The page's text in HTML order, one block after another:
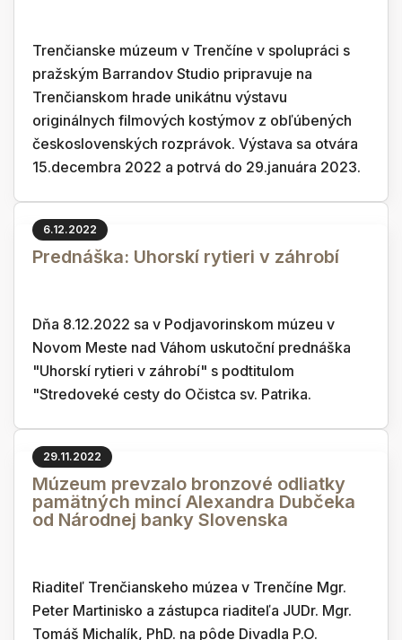
Trenčianske múzeum v Trenčíne v spolupráci s
pražským Barrandov Studio pripravuje na
Trenčianskom hrade unikátnu výstavu
originálnych filmových kostýmov z obľúbených
československých rozprávok. Výstava sa otvára
15.decembra 2022 a potrvá do 29.januára 2023.
6.12.2022
Prednáška: Uhorskí rytieri v záhrobí
Dňa 8.12.2022 sa v Podjavorinskom múzeu v
Novom Meste nad Váhom uskutoční prednáška
"Uhorskí rytieri v záhrobí" s podtitulom
"Stredoveké cesty do Očistca sv. Patrika.
29.11.2022
Múzeum prevzalo bronzové odliatky
pamätných mincí Alexandra Dubčeka
od Národnej banky Slovenska
Riaditeľ Trenčianskeho múzea v Trenčíne Mgr.
Peter Martinisko a zástupca riaditeľa JUDr. Mgr.
Tomáš Michalík, PhD. na pôde Divadla P.O.